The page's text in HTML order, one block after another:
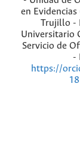
en
Trujillo -
Universitario
Servicio de
-
https://